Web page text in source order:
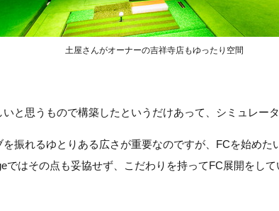
土屋さんがオーナーの吉祥寺店もゆったり空間
と思うもので構築したというだけあって、シミュレー
振れるゆとりある広さが重要なのですが、FCを始めた
ではその点も妥協せず、こだわりを持ってFC展開をし